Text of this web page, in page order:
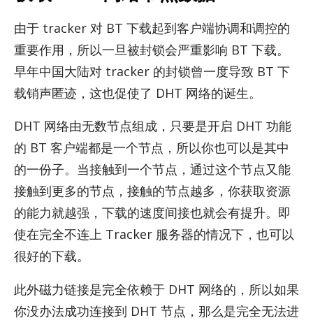
由于 tracker 对 BT 下载起到客户端协调和调控的
重要作用，所以一旦被封锁会严重影响 BT 下载。
早年中国大陆对 tracker 的封锁曾一度导致 BT 下
载销声匿迹，这也促使了 DHT 网络的诞生。
DHT 网络由无数节点组成，只要是开启 DHT 功能
的 BT 客户端都是一个节点，所以你也可以是其中
的一份子。当接触到一个节点，通过这个节点又能
接触到更多的节点，接触的节点越多，你获取资源
的能力就越强，下载的速度间接也就会有提升。即
使在完全不连上 Tracker 服务器的情况下，也可以
很好的下载。
此外磁力链接是完全依赖于 DHT 网络的，所以如果
你没办法成功连接到 DHT 节点，那么是完全无法进